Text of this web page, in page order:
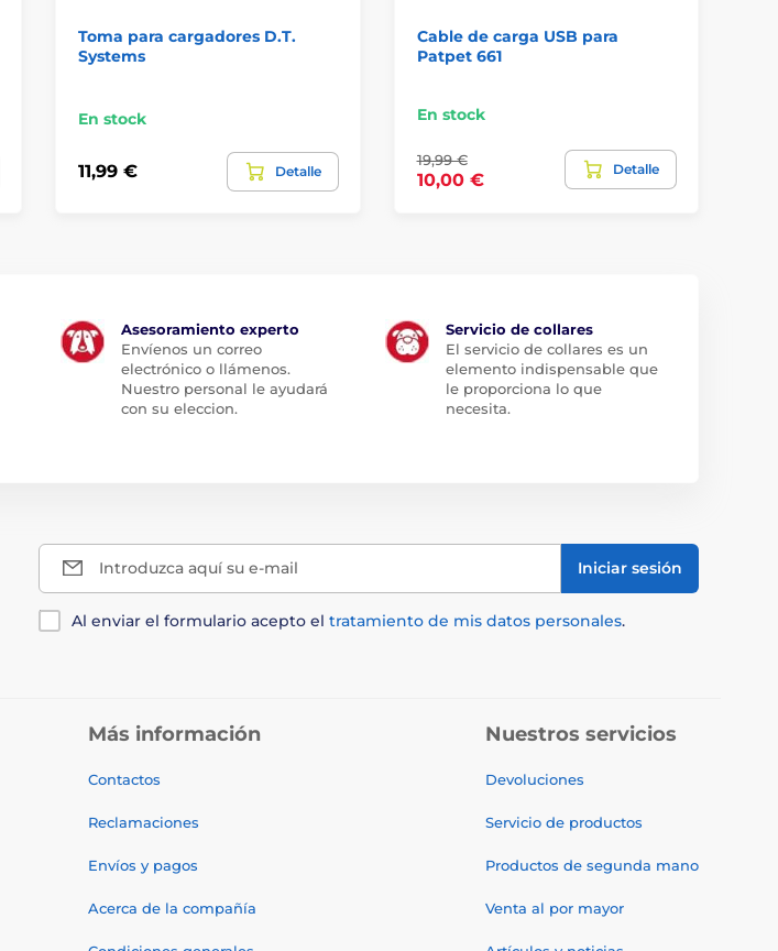
Toma para cargadores D.T.
Systems
En stock
11,99 € Detalle
Cable de carga USB para
Patpet 661
En stock
19,99 €
10,00 €
Detalle
Asesoramiento experto
Envíenos un correo
electrónico o llámenos.
Nuestro personal le ayudará
con su eleccion.
Servicio de collares
El servicio de collares es un
elemento indispensable que
le proporciona lo que
necesita.
Introduzca aquí su e-mail Iniciar sesión
Al enviar el formulario acepto el tratamiento de mis datos personales.
Más información
Contactos
Reclamaciones
Envíos y pagos
Acerca de la compañía
Nuestros servicios
Devoluciones
Servicio de productos
Productos de segunda mano
Venta al por mayor